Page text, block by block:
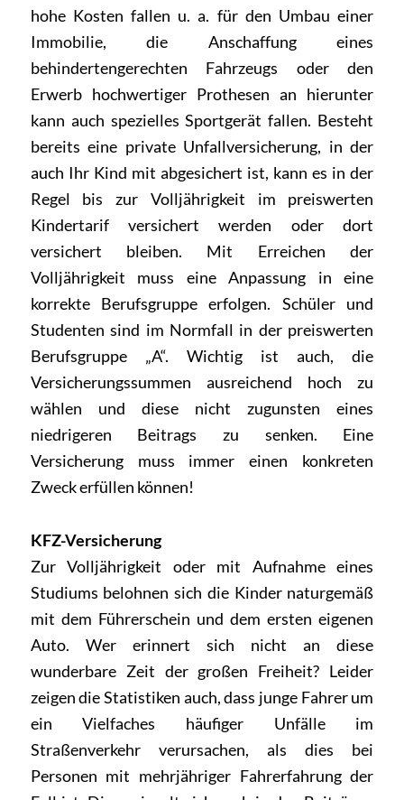
hohe Kosten fallen u. a. für den Umbau einer
Immobilie, die Anschaffung eines
behindertengerechten Fahrzeugs oder den
Erwerb hochwertiger Prothesen an hierunter
kann auch spezielles Sportgerät fallen. Besteht
bereits eine private Unfallversicherung, in der
auch Ihr Kind mit abgesichert ist, kann es in der
Regel bis zur Volljährigkeit im preiswerten
Kindertarif versichert werden oder dort
versichert bleiben. Mit Erreichen der
Volljährigkeit muss eine Anpassung in eine
korrekte Berufsgruppe erfolgen. Schüler und
Studenten sind im Normfall in der preiswerten
Berufsgruppe „A“. Wichtig ist auch, die
Versicherungssummen ausreichend hoch zu
wählen und diese nicht zugunsten eines
niedrigeren Beitrags zu senken. Eine
Versicherung muss immer einen konkreten
Zweck erfüllen können!
KFZ-Versicherung
Zur Volljährigkeit oder mit Aufnahme eines
Studiums belohnen sich die Kinder naturgemäß
mit dem Führerschein und dem ersten eigenen
Auto. Wer erinnert sich nicht an diese
wunderbare Zeit der großen Freiheit? Leider
zeigen die Statistiken auch, dass junge Fahrer um
ein Vielfaches häufiger Unfälle im
Straßenverkehr verursachen, als dies bei
Personen mit mehrjähriger Fahrerfahrung der